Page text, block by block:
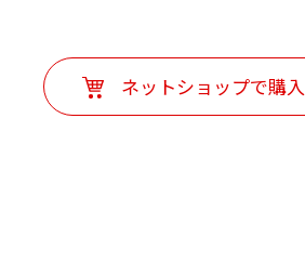
ネットショップで購入